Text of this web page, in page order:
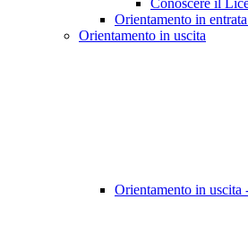
Conoscere il
Orientamento in
Orientamento in uscita
Orientamento in uscita